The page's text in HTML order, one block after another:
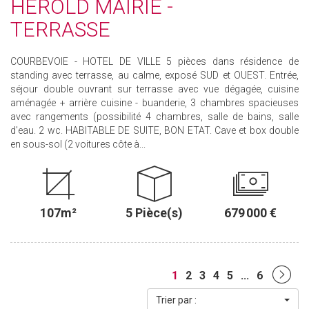
HEROLD MAIRIE -
TERRASSE
COURBEVOIE - HOTEL DE VILLE 5 pièces dans résidence de
standing avec terrasse, au calme, exposé SUD et OUEST. Entrée,
séjour double ouvrant sur terrasse avec vue dégagée, cuisine
aménagée + arrière cuisine - buanderie, 3 chambres spacieuses
avec rangements (possibilité 4 chambres, salle de bains, salle
d'eau. 2 wc. HABITABLE DE SUITE, BON ETAT. Cave et box double
en sous-sol (2 voitures côte à...
107m² 5 Pièce(s) 679 000 €
1 2 3 4 5 ... 6
Trier par :